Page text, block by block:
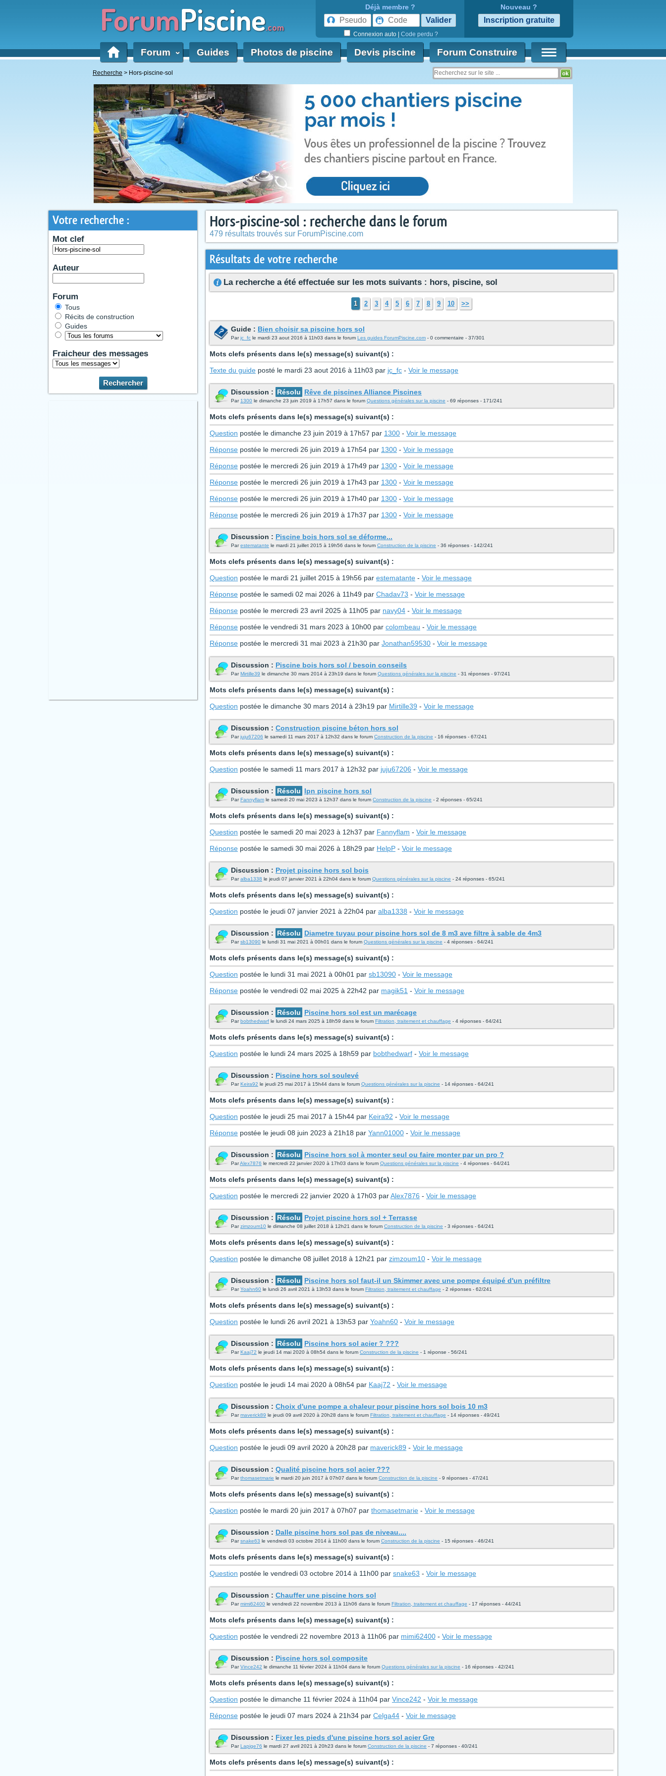
ForumPiscine.com
Déjà membre ?
Connexion auto Code perdu ?
Nouveau ?
Forum ‹ Guides Photos de piscine Devis piscine Forum Construire
Recherche > Hors-piscine-sol
Votre recherche :
Mot clef
Auteur
Forum
Tous
Récits de construction
Guides
Fraicheur des messages
Hors-piscine-sol : recherche dans le forum
479 résultats trouvés sur ForumPiscine.com
Résultats de votre recherche
La recherche a été effectuée sur les mots suivants : hors, piscine, sol
1 2 3 4 5 6 7 8 9 10 >>
Guide : Bien choisir sa piscine hors sol
Parjc_fc le mardi 23 aout 2016 à 11h03 dans le forum Les guides ForumPiscine.com - 0 commentaire - 37/301
Mots clefs présents dans le(s) message(s) suivant(s) :
Texte du guide posté le mardi 23 aout 2016 à 11h03 par jc_fc - Voir le message
Discussion : Résolu Rêve de piscines Alliance Piscines
Par 1300 le dimanche 23 juin 2019 à 17h57 dans le forum Questions générales sur la piscine - 69 réponses - 171/241
Mots clefs présents dans le(s) message(s) suivant(s) :
Question postée le dimanche 23 juin 2019 à 17h57 par 1300 - Voir le message
Réponse postée le mercredi 26 juin 2019 à 17h54 par 1300 - Voir le message
Réponse postée le mercredi 26 juin 2019 à 17h49 par 1300 - Voir le message
Réponse postée le mercredi 26 juin 2019 à 17h43 par 1300 - Voir le message
Réponse postée le mercredi 26 juin 2019 à 17h40 par 1300 - Voir le message
Réponse postée le mercredi 26 juin 2019 à 17h37 par 1300 - Voir le message
Discussion : Piscine bois hors sol se déforme...
Parestematante le mardi 21 juillet 2015 à 19h56 dans le forum Construction de la piscine - 36 réponses - 142/241
Mots clefs présents dans le(s) message(s) suivant(s) :
Question postée le mardi 21 juillet 2015 à 19h56 par estematante - Voir le message
Réponse postée le samedi 02 mai 2026 à 11h49 par Chadav73 - Voir le message
Réponse postée le mercredi 23 avril 2025 à 11h05 par navy04 - Voir le message
Réponse postée le vendredi 31 mars 2023 à 10h00 par colombeau - Voir le message
Réponse postée le mercredi 31 mai 2023 à 21h30 par Jonathan59530 - Voir le message
Discussion : Piscine bois hors sol / besoin conseils
ParMirtille39 le dimanche 30 mars 2014 à 23h19 dans le forum Questions générales sur la piscine - 31 réponses - 97/241
Mots clefs présents dans le(s) message(s) suivant(s) :
Question postée le dimanche 30 mars 2014 à 23h19 par Mirtille39 - Voir le message
Discussion : Construction piscine béton hors sol
Parjuju67206 le samedi 11 mars 2017 à 12h32 dans le forum Construction de la piscine - 16 réponses - 67/241
Mots clefs présents dans le(s) message(s) suivant(s) :
Question postée le samedi 11 mars 2017 à 12h32 par juju67206 - Voir le message
Discussion : Résolu Ipn piscine hors sol
ParFannyflam le samedi 20 mai 2023 à 12h37 dans le forum Construction de la piscine - 2 réponses - 65/241
Mots clefs présents dans le(s) message(s) suivant(s) :
Question postée le samedi 20 mai 2023 à 12h37 par Fannyflam - Voir le message
Réponse postée le samedi 30 mai 2026 à 18h29 par HelpP - Voir le message
Discussion : Projet piscine hors sol bois
Paralba1338 le jeudi 07 janvier 2021 à 22h04 dans le forum Questions générales sur la piscine - 24 réponses - 65/241
Mots clefs présents dans le(s) message(s) suivant(s) :
Question postée le jeudi 07 janvier 2021 à 22h04 par alba1338 - Voir le message
Discussion : Résolu Diametre tuyau pour piscine hors sol de 8 m3 ave filtre à sable de 4m3
Parsb13090 le lundi 31 mai 2021 à 00h01 dans le forum Questions générales sur la piscine - 4 réponses - 64/241
Mots clefs présents dans le(s) message(s) suivant(s) :
Question postée le lundi 31 mai 2021 à 00h01 par sb13090 - Voir le message
Réponse postée le vendredi 02 mai 2025 à 22h42 par magik51 - Voir le message
Discussion : Résolu Piscine hors sol est un marécage
Parbobthedwarf le lundi 24 mars 2025 à 18h59 dans le forum Filtration, traitement et chauffage - 4 réponses - 64/241
Mots clefs présents dans le(s) message(s) suivant(s) :
Question postée le lundi 24 mars 2025 à 18h59 par bobthedwarf - Voir le message
Discussion : Piscine hors sol soulevé
ParKeira92 le jeudi 25 mai 2017 à 15h44 dans le forum Questions générales sur la piscine - 14 réponses - 64/241
Mots clefs présents dans le(s) message(s) suivant(s) :
Question postée le jeudi 25 mai 2017 à 15h44 par Keira92 - Voir le message
Réponse postée le jeudi 08 juin 2023 à 21h18 par Yann01000 - Voir le message
Discussion : Résolu Piscine hors sol à monter seul ou faire monter par un pro ?
ParAlex7876 le mercredi 22 janvier 2020 à 17h03 dans le forum Questions générales sur la piscine - 4 réponses - 64/241
Mots clefs présents dans le(s) message(s) suivant(s) :
Question postée le mercredi 22 janvier 2020 à 17h03 parAlex7876 - Voir le message
Discussion : Résolu Projet piscine hors sol + Terrasse
Parzimzoum10 le dimanche 08 juillet 2018 à 12h21 dans le forum Construction de la piscine - 3 réponses - 64/241
Mots clefs présents dans le(s) message(s) suivant(s) :
Question postée le dimanche 08 juillet 2018 à 12h21 par zimzoum10 - Voir le message
Discussion : Résolu Piscine hors sol faut-il un Skimmer avec une pompe équipé d'un préfiltre
ParYoahn60 le lundi 26 avril 2021 à 13h53 dans le forum Filtration, traitement et chauffage - 2 réponses - 62/241
Mots clefs présents dans le(s) message(s) suivant(s) :
Question postée le lundi 26 avril 2021 à 13h53 par Yoahn60 - Voir le message
Discussion : Résolu Piscine hors sol acier ? ???
ParKaaj72 le jeudi 14 mai 2020 à 08h54 dans le forum Construction de la piscine - 1 réponse - 56/241
Mots clefs présents dans le(s) message(s) suivant(s) :
Question postée le jeudi 14 mai 2020 à 08h54 par Kaaj72 - Voir le message
Discussion : Choix d'une pompe a chaleur pour piscine hors sol bois 10 m3
Parmaverick89 le jeudi 09 avril 2020 à 20h28 dans le forum Filtration, traitement et chauffage - 14 réponses - 49/241
Mots clefs présents dans le(s) message(s) suivant(s) :
Question postée le jeudi 09 avril 2020 à 20h28 par maverick89 - Voir le message
Discussion : Qualité piscine hors sol acier ???
Parthomasetmarie le mardi 20 juin 2017 à 07h07 dans le forum Construction de la piscine - 9 réponses - 47/241
Mots clefs présents dans le(s) message(s) suivant(s) :
Question postée le mardi 20 juin 2017 à 07h07 par thomasetmarie - Voir le message
Discussion : Dalle piscine hors sol pas de niveau....
Parsnake63 le vendredi 03 octobre 2014 à 11h00 dans le forum Construction de la piscine - 15 réponses - 46/241
Mots clefs présents dans le(s) message(s) suivant(s) :
Question postée le vendredi 03 octobre 2014 à 11h00 par snake63 - Voir le message
Discussion : Chauffer une piscine hors sol
Parmimi62400 le vendredi 22 novembre 2013 à 11h06 dans le forum Filtration, traitement et chauffage - 17 réponses - 44/241
Mots clefs présents dans le(s) message(s) suivant(s) :
Question postée le vendredi 22 novembre 2013 à 11h06 par mimi62400 - Voir le message
Discussion : Piscine hors sol composite
ParVince242 le dimanche 11 février 2024 à 11h04 dans le forum Questions générales sur la piscine - 16 réponses - 42/241
Mots clefs présents dans le(s) message(s) suivant(s) :
Question postée le dimanche 11 février 2024 à 11h04 par Vince242 - Voir le message
Réponse postée le jeudi 07 mars 2024 à 21h34 par Celga44 - Voir le message
Discussion : Fixer les pieds d'une piscine hors sol acier Gre
ParLapige76 le mardi 27 avril 2021 à 20h23 dans le forum Construction de la piscine - 7 réponses - 40/241
Mots clefs présents dans le(s) message(s) suivant(s) :